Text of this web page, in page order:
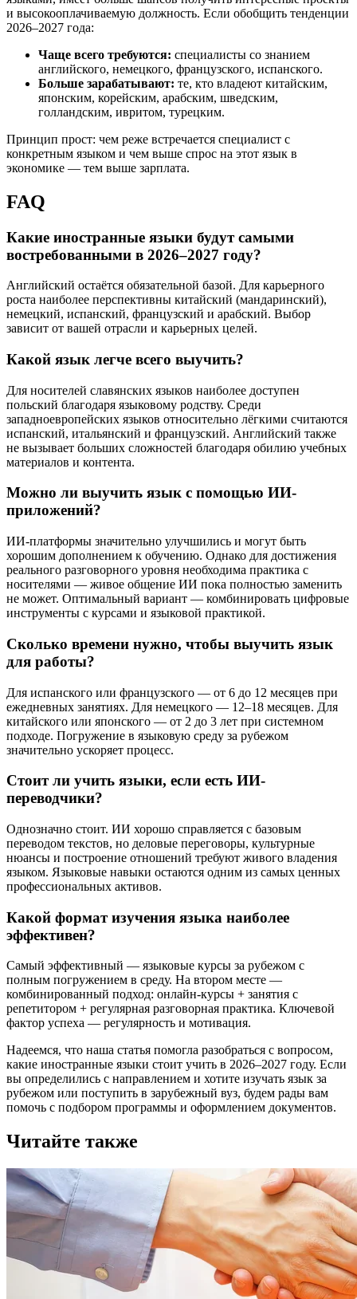
и высокооплачиваемую должность. Если обобщить тенденции
2026–2027 года:
Чаще всего требуются: специалисты со знанием
английского, немецкого, французского, испанского.
Больше зарабатывают: те, кто владеют китайским,
японским, корейским, арабским, шведским,
голландским, ивритом, турецким.
Принцип прост: чем реже встречается специалист с
конкретным языком и чем выше спрос на этот язык в
экономике — тем выше зарплата.
FAQ
Какие иностранные языки будут самыми
востребованными в 2026–2027 году?
Английский остаётся обязательной базой. Для карьерного
роста наиболее перспективны китайский (мандаринский),
немецкий, испанский, французский и арабский. Выбор
зависит от вашей отрасли и карьерных целей.
Какой язык легче всего выучить?
Для носителей славянских языков наиболее доступен
польский благодаря языковому родству. Среди
западноевропейских языков относительно лёгкими считаются
испанский, итальянский и французский. Английский также
не вызывает больших сложностей благодаря обилию учебных
материалов и контента.
Можно ли выучить язык с помощью ИИ-
приложений?
ИИ-платформы значительно улучшились и могут быть
хорошим дополнением к обучению. Однако для достижения
реального разговорного уровня необходима практика с
носителями — живое общение ИИ пока полностью заменить
не может. Оптимальный вариант — комбинировать цифровые
инструменты с курсами и языковой практикой.
Сколько времени нужно, чтобы выучить язык
для работы?
Для испанского или французского — от 6 до 12 месяцев при
ежедневных занятиях. Для немецкого — 12–18 месяцев. Для
китайского или японского — от 2 до 3 лет при системном
подходе. Погружение в языковую среду за рубежом
значительно ускоряет процесс.
Стоит ли учить языки, если есть ИИ-
переводчики?
Однозначно стоит. ИИ хорошо справляется с базовым
переводом текстов, но деловые переговоры, культурные
нюансы и построение отношений требуют живого владения
языком. Языковые навыки остаются одним из самых ценных
профессиональных активов.
Какой формат изучения языка наиболее
эффективен?
Самый эффективный — языковые курсы за рубежом с
полным погружением в среду. На втором месте —
комбинированный подход: онлайн-курсы + занятия с
репетитором + регулярная разговорная практика. Ключевой
фактор успеха — регулярность и мотивация.
Надеемся, что наша статья помогла разобраться с вопросом,
какие иностранные языки стоит учить в 2026–2027 году. Если
вы определились с направлением и хотите изучать язык за
рубежом или поступить в зарубежный вуз, будем рады вам
помочь с подбором программы и оформлением документов.
Читайте также